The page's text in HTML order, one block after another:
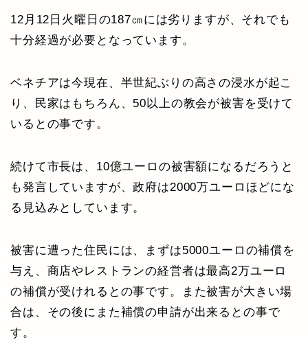
12月12日火曜日の187㎝には劣りますが、それでも
十分経過が必要となっています。
ベネチアは今現在、半世紀ぶりの高さの浸水が起こ
り、民家はもちろん、50以上の教会が被害を受けて
いるとの事です。
続けて市長は、10億ユーロの被害額になるだろうと
も発言していますが、政府は2000万ユーロほどにな
る見込みとしています。
被害に遭った住民には、まずは5000ユーロの補償を
与え、商店やレストランの経営者は最高2万ユーロ
の補償が受けれるとの事です。また被害が大きい場
合は、その後にまた補償の申請が出来るとの事で
す。